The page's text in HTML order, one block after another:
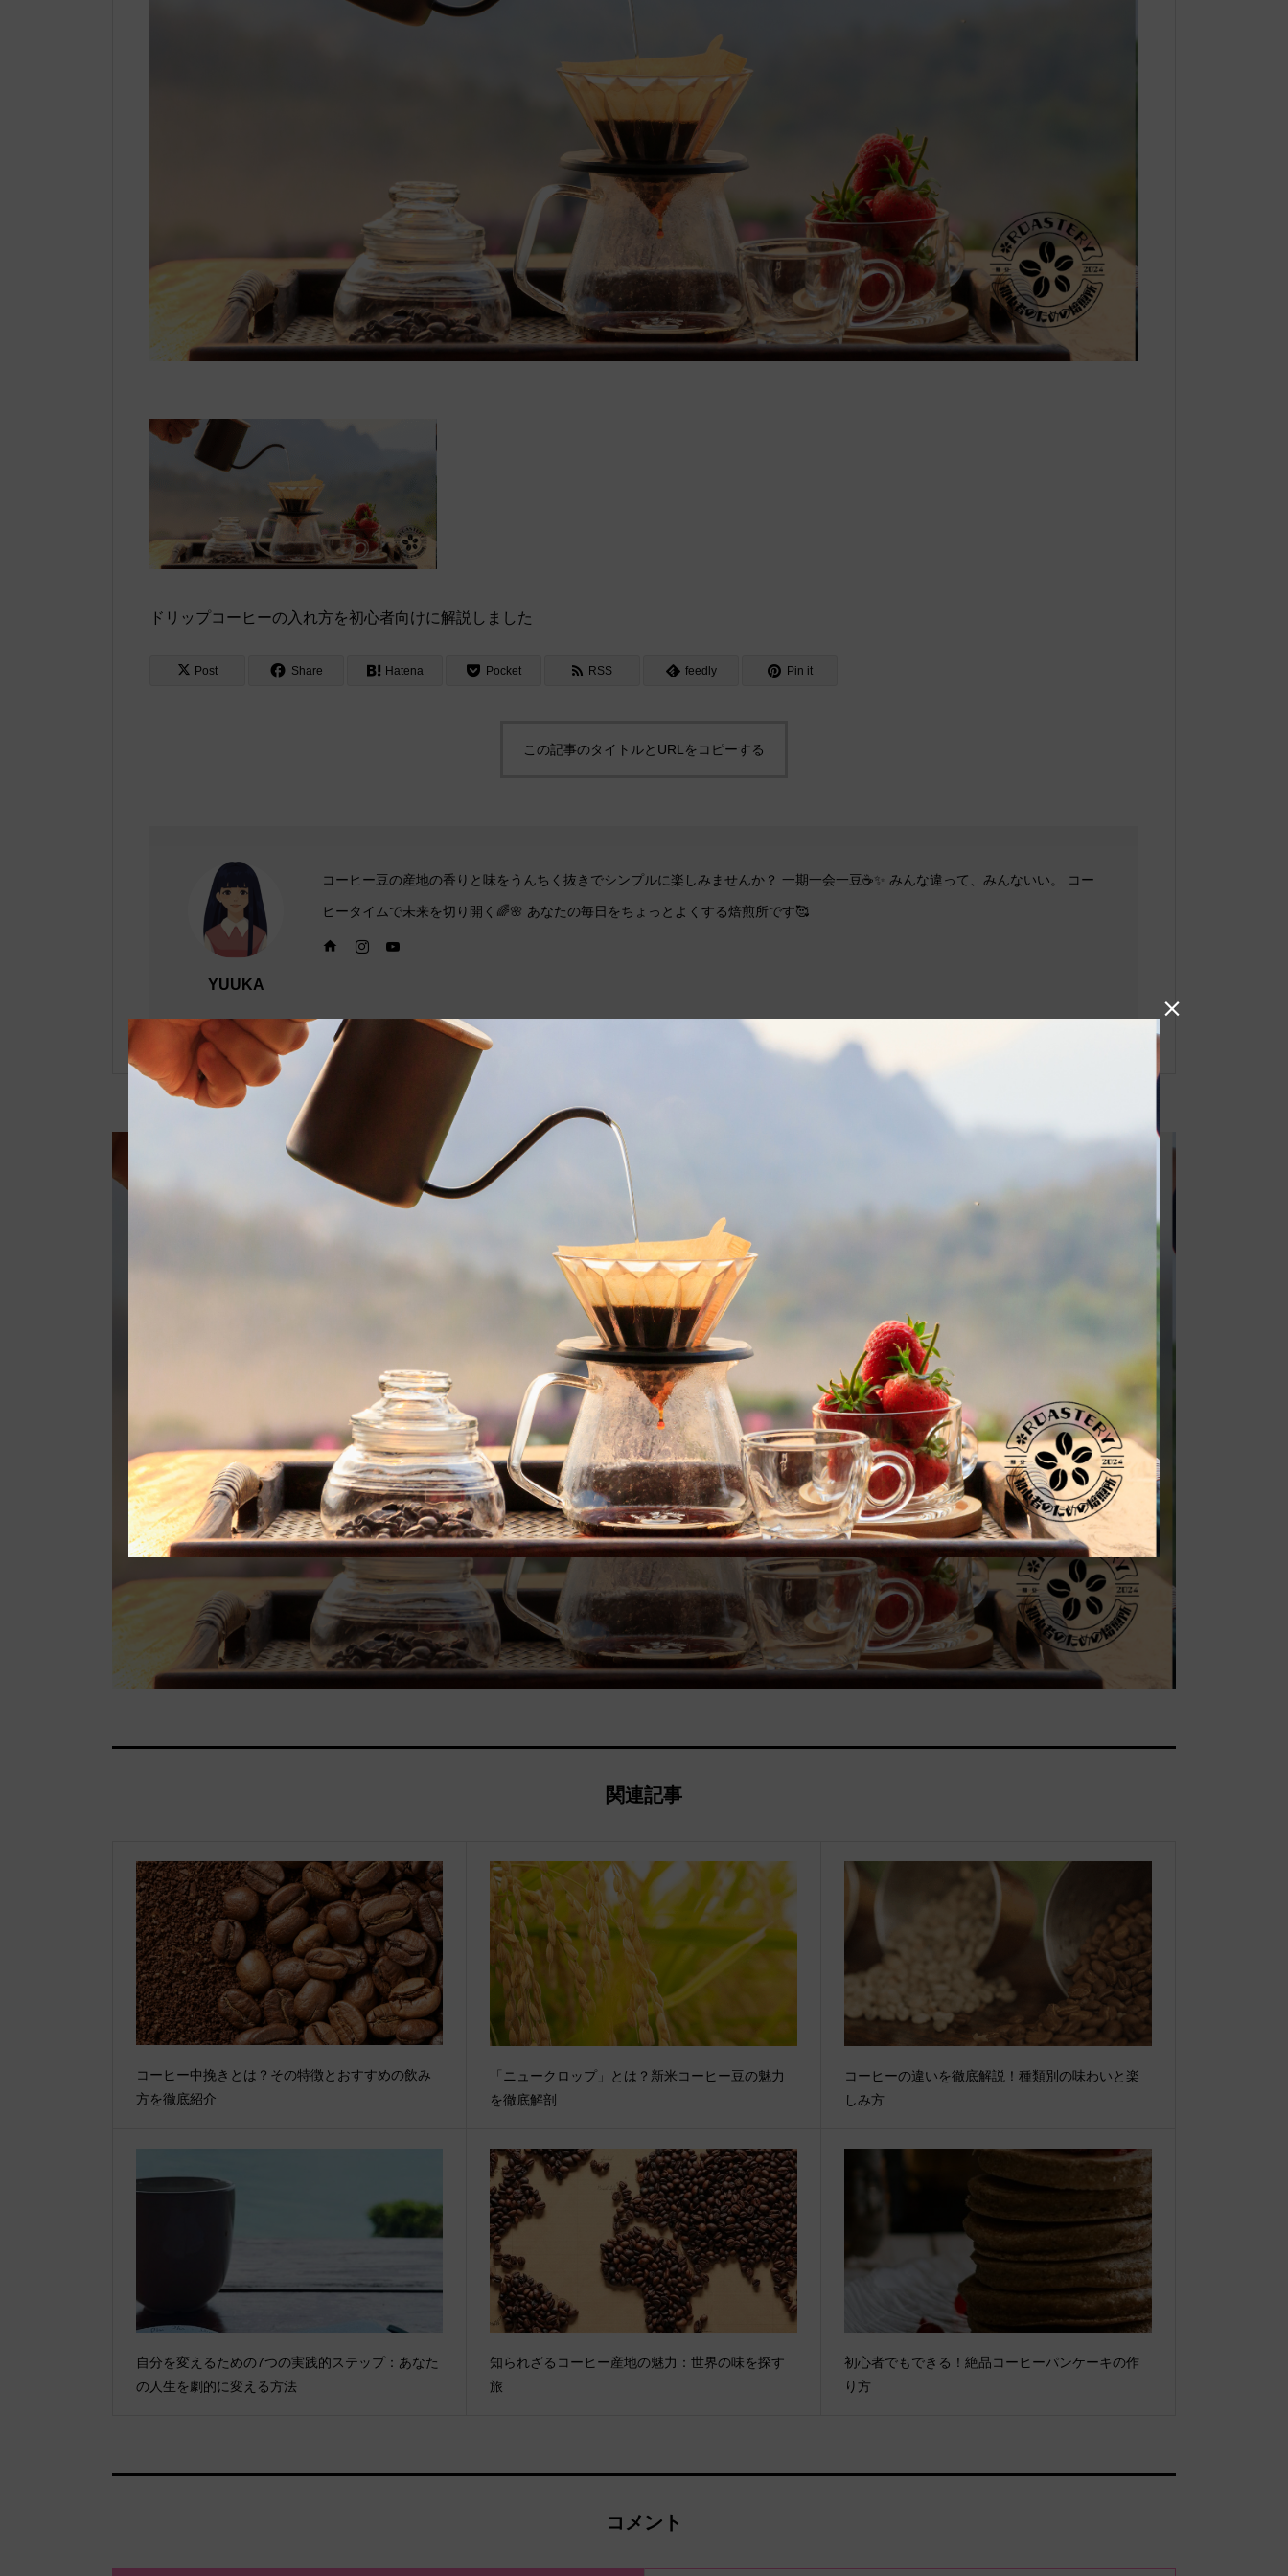
ドリップコーヒーの入れ方を初心者向けに解説しました
Post Share Hatena Pocket RSS feedly Pin it
この記事のタイトルとURLをコピーする
YUUKA
コーヒー豆の産地の香りと味をうんちく抜きでシンプルに楽しみませんか？ 一期一会一豆☕✨️ みんな違って、みんないい。 コー
ヒータイムで未来を切り開く🌈🌸 あなたの毎日をちょっとよくする焙煎所です🥰
関連記事
コーヒー中挽きとは？その特徴とおすすめの飲み
方を徹底紹介
「ニュークロップ」とは？新米コーヒー豆の魅力
を徹底解剖
コーヒーの違いを徹底解説！種類別の味わいと楽
しみ方
自分を変えるための7つの実践的ステップ：あなた
の人生を劇的に変える方法
知られざるコーヒー産地の魅力：世界の味を探す
旅
初心者でもできる！絶品コーヒーパンケーキの作
り方
コメント
